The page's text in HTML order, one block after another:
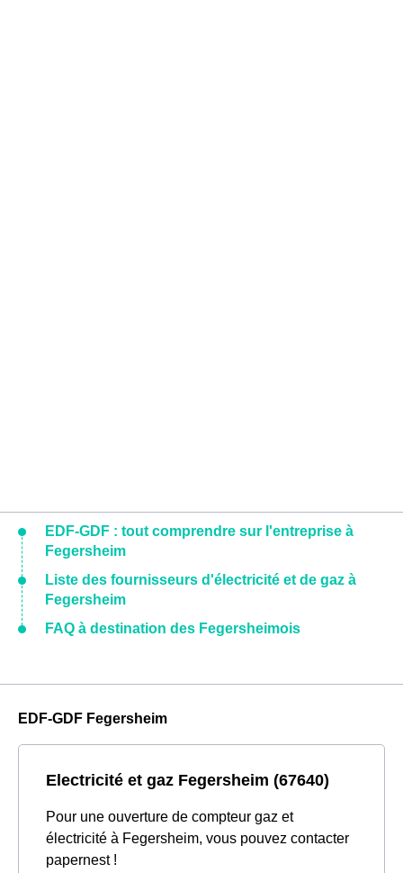
EDF-GDF : tout comprendre sur l'entreprise à
Fegersheim
Liste des fournisseurs d'électricité et de gaz à
Fegersheim
FAQ à destination des Fegersheimois
EDF-GDF Fegersheim
Electricité et gaz Fegersheim (67640)
Pour une ouverture de compteur gaz et
électricité à Fegersheim, vous pouvez contacter
papernest !